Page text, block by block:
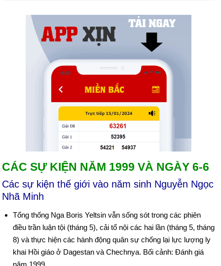
CÁC SỰ KIỆN NĂM 1999 VÀ NGÀY 6-6
Các sự kiện thế giới vào năm sinh Nguyễn Ngọc
Nhã Minh
Tổng thống Nga Boris Yeltsin vẫn sống sót trong các phiên
điều trần luận tội (tháng 5), cải tổ nội các hai lần (tháng 5, tháng
8) và thực hiện các hành động quân sự chống lại lực lượng ly
khai Hồi giáo ở Dagestan và Chechnya. Bối cảnh: Đánh giá
năm 1999.